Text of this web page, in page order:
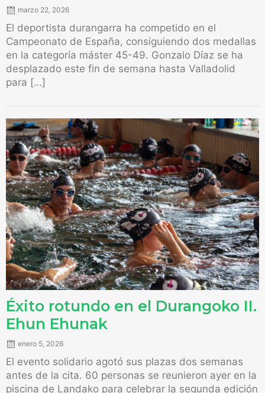
marzo 22, 2026
El deportista durangarra ha competido en el
Campeonato de España, consiguiendo dos medallas
en la categoría máster 45-49. Gonzalo Díaz se ha
desplazado este fin de semana hasta Valladolid
para […]
Éxito rotundo en el Durangoko II.
Ehun Ehunak
enero 5, 2026
El evento solidario agotó sus plazas dos semanas
antes de la cita. 60 personas se reunieron ayer en la
piscina de Landako para celebrar la segunda edición